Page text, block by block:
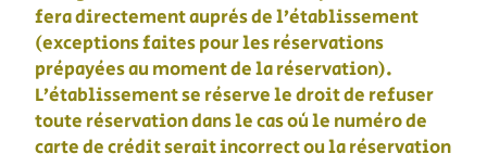
fera directement auprès de l’établissement
(exceptions faites pour les réservations
prépayées au moment de la réservation).
L’établissement se réserve le droit de refuser
toute réservation dans le cas où le numéro de
carte de crédit serait incorrect ou la réservation